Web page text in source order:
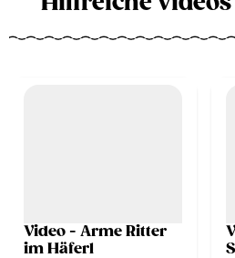
Video - Arme Ritter
im Häferl